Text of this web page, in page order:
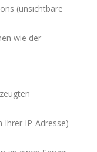
(unsichtbare
wie der
Ihrer IP-Adresse)